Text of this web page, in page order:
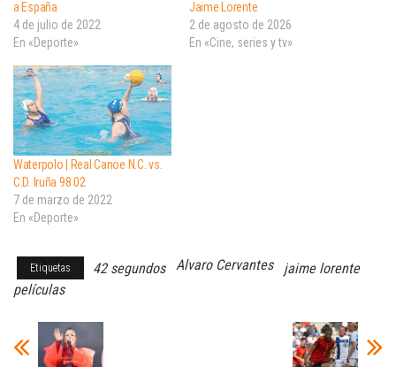
a España
4 de julio de 2022
En «Deporte»
Jaime Lorente
2 de agosto de 2026
En «Cine, series y tv»
Waterpolo | Real Canoe N.C. vs.
C.D. Iruña 98 02
7 de marzo de 2022
En «Deporte»
Etiquetas 42 segundos Alvaro Cervantes
jaime lorente
películas